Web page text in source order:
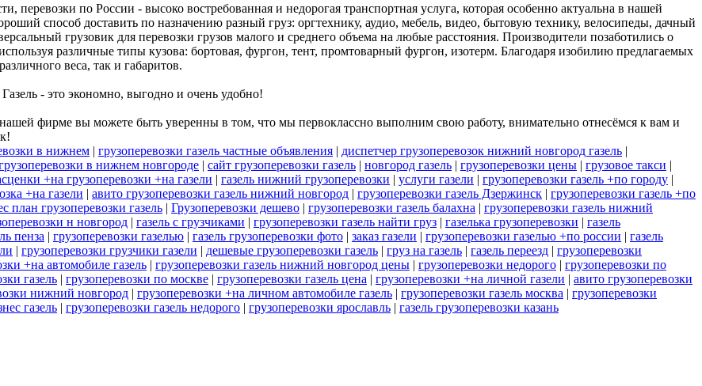
по России - высоко востребованная и недорогая транспортная услуга, которая особенно актуальна в нашей
способ доставить по назначению разный груз: оргтехнику, аудио, мебель, видео, бытовую технику, велосипеды, дачный
грузовик для перевозки грузов малого и среднего объема на любые расстояния. Производители позаботились о
различные типы кузова: бортовая, фургон, тент, промтоварный фургон, изотерм. Благодаря изобилию предлагаемых
веса, так и габаритов.
- это экономно, выгодно и очень удобно!
фирме вы можете быть уверенны в том, что мы первоклассно выполним свою работу, внимательно отнесёмся к вам и
в нижнем | грузоперевозки газель частные объявления | диспетчер грузоперевозок нижний новгород газель |
в нижнем новгороде | сайт грузоперевозки газель | новгород газель | грузоперевозки цены | грузовое такси |
+на грузоперевозки +на газели | газель нижний грузоперевозки | услуги газели | грузоперевозки газель +по городу |
+на газели | авито грузоперевозки газель нижний новгород | грузоперевозки газель Дзержинск | грузоперевозки газель +по
план грузоперевозки газель | Грузоперевозки дешево | грузоперевозки газель балахна | грузоперевозки газель нижний
н новгород | газель с грузчиками | грузоперевозки газель найти груз | газелька грузоперевозки | газель
пенза | грузоперевозки газелью | газель грузоперевозки фото | заказ газели | грузоперевозки газелью +по россии | газель
| грузоперевозки грузчики газели | дешевые грузоперевозки газель | груз на газель | газель переезд | грузоперевозки
+на автомобиле газель | грузоперевозки газель нижний новгород цены | грузоперевозки недорого | грузоперевозки по
газель | грузоперевозки по москве | грузоперевозки газель цена | грузоперевозки +на личной газели | авито грузоперевозки
нижний новгород | грузоперевозки +на личном автомобиле газель | грузоперевозки газель москва | грузоперевозки
газель | грузоперевозки газель недорого | грузоперевозки ярославль | газель грузоперевозки казань